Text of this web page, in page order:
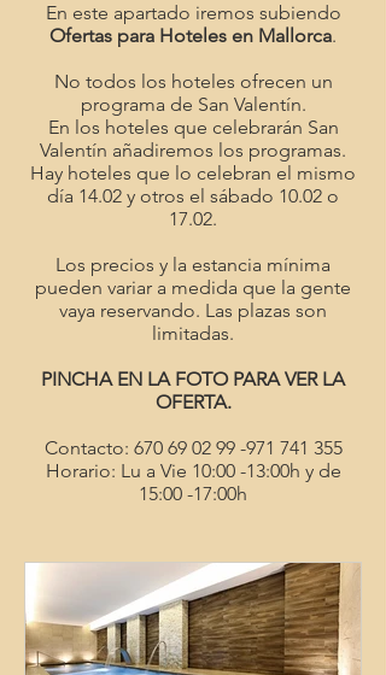
En este apartado iremos subiendo
Ofertas para Hoteles en Mallorca.
No todos los hoteles ofrecen un
programa de San Valentín.
En los hoteles que celebrarán San
Valentín añadiremos los programas.
Hay hoteles que lo celebran el mismo
día 14.02 y otros el sábado 10.02 o
17.02.
Los precios y la estancia mínima
pueden variar a medida que la gente
vaya reservando. Las plazas son
limitadas.
PINCHA EN LA FOTO PARA VER LA
OFERTA.
Contacto: 670 69 02 99 -971 741 355
Horario: Lu a Vie 10:00 -13:00h y de
15:00 -17:00h